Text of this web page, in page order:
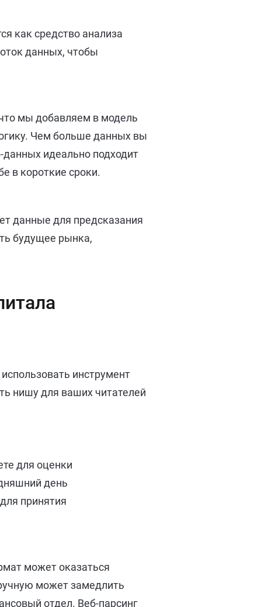
как средство анализа
данных, чтобы
мы добавляем в модель
Чем больше данных вы
данных идеально подходит
в короткие сроки.
данные для предсказания
будущее рынка,
инструмент
нишу для ваших читателей
для оценки
день
принятия
может оказаться
может замедлить
отдел. Веб-парсинг